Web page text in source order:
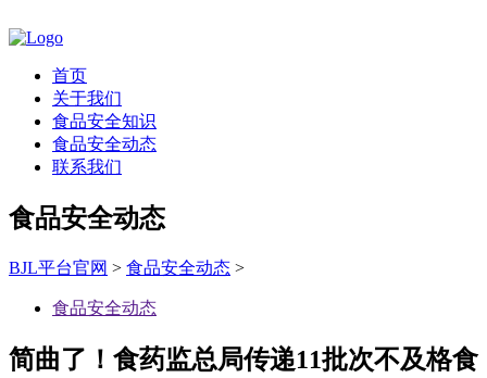
首页
关于我们
食品安全知识
食品安全动态
联系我们
食品安全动态
BJL平台官网 > 食品安全动态 >
食品安全动态
简曲了！食药监总局传递11批次不及格食